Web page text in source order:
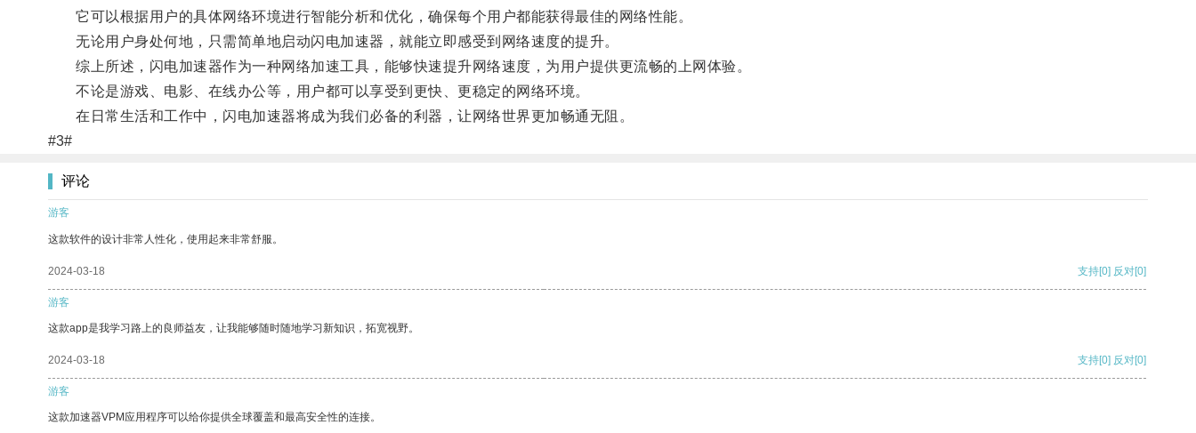
它可以根据用户的具体网络环境进行智能分析和优化，确保每个用户都能获得最佳的网络性能。
无论用户身处何地，只需简单地启动闪电加速器，就能立即感受到网络速度的提升。
综上所述，闪电加速器作为一种网络加速工具，能够快速提升网络速度，为用户提供更流畅的上网体验。
不论是游戏、电影、在线办公等，用户都可以享受到更快、更稳定的网络环境。
在日常生活和工作中，闪电加速器将成为我们必备的利器，让网络世界更加畅通无阻。
#3#
评论
游客
这款软件的设计非常人性化，使用起来非常舒服。
2024-03-18 支持[0] 反对[0]
游客
这款app是我学习路上的良师益友，让我能够随时随地学习新知识，拓宽视野。
2024-03-18 支持[0] 反对[0]
游客
这款加速器VPM应用程序可以给你提供全球覆盖和最高安全性的连接。